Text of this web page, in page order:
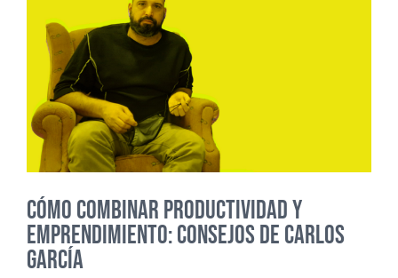
CÓMO COMBINAR PRODUCTIVIDAD Y
EMPRENDIMIENTO: CONSEJOS DE CARLOS
GARCÍA